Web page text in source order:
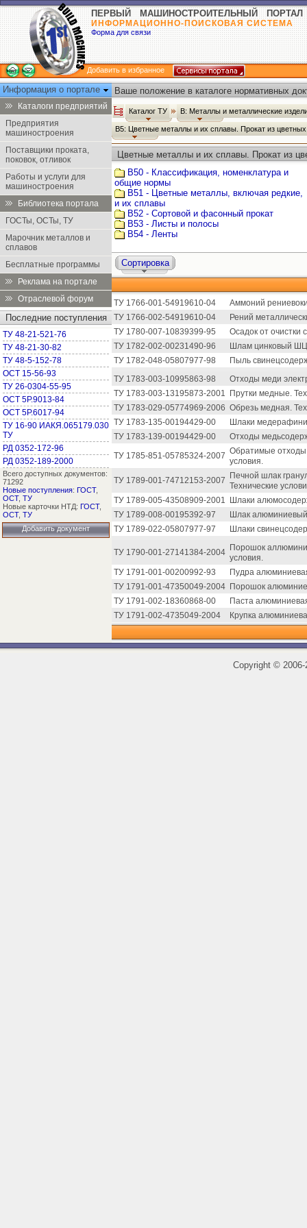
ПЕРВЫЙ МАШИНОСТРОИТЕЛЬНЫЙ ПОРТАЛ
ИНФОРМАЦИОННО-ПОИСКОВАЯ СИСТЕМА
Форма для связи
Добавить в избранное
Информация о портале
Каталоги предприятий
Предприятия
машиностроения
Поставщики проката,
поковок, отливок
Работы и услуги для
машиностроения
Библиотека портала
ГОСТы, ОСТы, ТУ
Марочник металлов и
сплавов
Бесплатные программы
Реклама на портале
Отраслевой форум
Последние поступления
ТУ 48-21-521-76
ТУ 48-21-30-82
ТУ 48-5-152-78
ОСТ 15-56-93
ТУ 26-0304-55-95
ОСТ 5Р.9013-84
ОСТ 5Р.6017-94
ТУ 16-90 ИАКЯ.065179.030
ТУ
РД 0352-172-96
РД 0352-189-2000
Всего доступных документов:
71292
Новые поступления: ГОСТ,
ОСТ, ТУ
Новые карточки НТД: ГОСТ,
ОСТ, ТУ
Добавить документ
Ваше положение в каталоге нормативных
Каталог ТУ В: Металлы и металлические
В5: Цветные металлы и их сплавы. Прокат из
Цветные металлы и их сплавы. Прокат из
В50 - Классификация, номенклатура и
общие нормы
В51 - Цветные металлы, включая редкие,
и их сплавы
В52 - Сортовой и фасонный прокат
В53 - Листы и полосы
В54 - Ленты
Сортировка
ТУ 1766-001-54919610-04
Аммоний
ТУ 1766-002-54919610-04
Рений
ТУ 1780-007-10839399-95
Осадок от очистки
ТУ 1782-002-00231490-96
Шлам цинковый
ТУ 1782-048-05807977-98
Пыль
ТУ 1783-003-10995863-98
Отходы меди
ТУ 1783-003-13195873-2001
Прутки медные.
ТУ 1783-029-05774969-2006 Обрезь медная.
ТУ 1783-135-00194429-00
Шлаки
ТУ 1783-139-00194429-00
Отходы
ТУ 1785-851-05785324-2007 Обратимые отходы
условия.
ТУ 1789-001-74712153-2007
Печной шлак
Технические
ТУ 1789-005-43508909-2001
Шлаки
ТУ 1789-008-00195392-97
Шлак
ТУ 1789-022-05807977-97
Шлаки
ТУ 1790-001-27141384-2004 Порошок
условия.
ТУ 1791-001-00200992-93
Пудра
ТУ 1791-001-47350049-2004 Порошок
ТУ 1791-002-18360868-00
Паста
ТУ 1791-002-4735049-2004
Крупка
Copyright ©